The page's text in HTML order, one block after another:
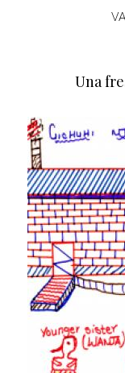
Una